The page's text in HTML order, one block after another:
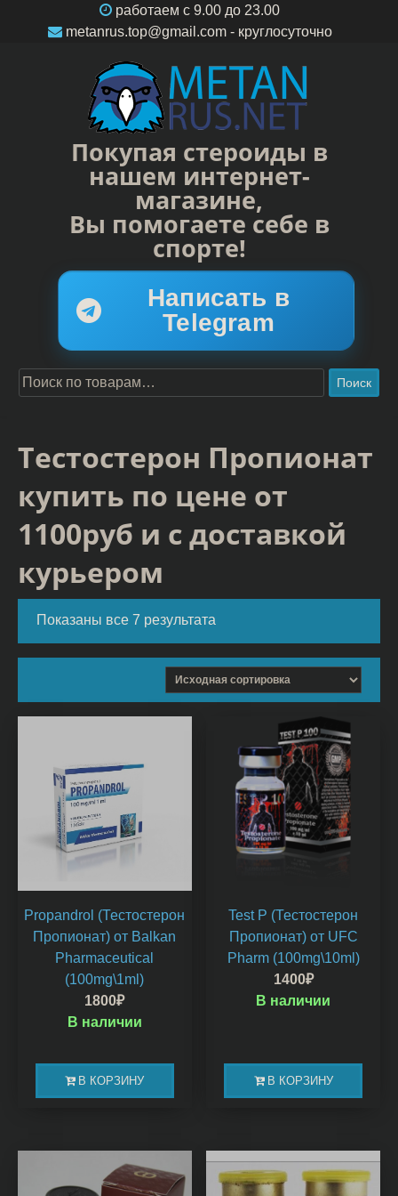
работаем c 9.00 до 23.00
metanrus.top@gmail.com- круглосуточно
Покупая стероиды в
нашем интернет-
магазине,
Вы помогаете себе в
спорте!
Написать в
Telegram
Поиск
Тестостерон Пропионат
купить по цене от
1100руб и с доставкой
курьером
Показаны все 7 результата
Propandrol (Тестостерон
Пропионат) от Balkan
Pharmaceutical
(100mg\1ml)
1800₽
В КОРЗИНУ
В наличии
Test P (Тестостерон
Пропионат) от UFC
Pharm (100mg\10ml)
1400₽
В КОРЗИНУ
В наличии